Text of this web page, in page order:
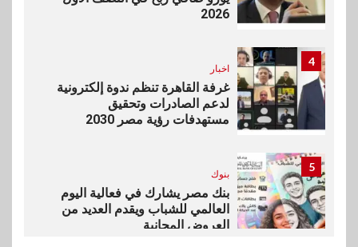
2026
4
اخبار
غرفة القاهرة تنظم ندوة إلكترونية
لدعم الصادرات وتحقيق
مستهدفات رؤية مصر 2030
5
بنوك
بنك مصر يشارك في فعالية اليوم
العالمي للشباب ويقدم العديد من
العروض المجانية